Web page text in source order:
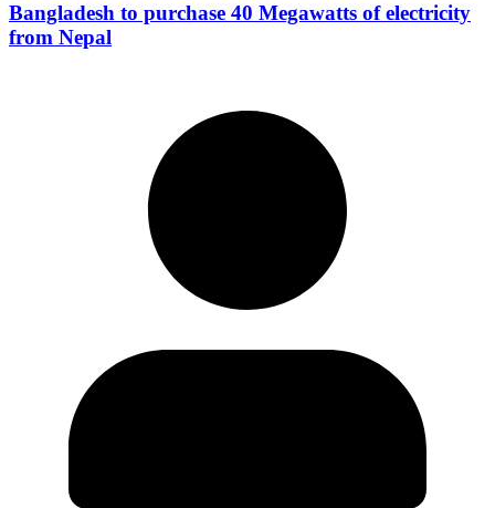
Bangladesh to purchase 40 Megawatts of electricity
from Nepal